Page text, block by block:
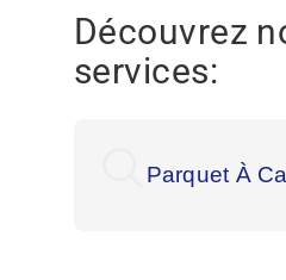
Découvrez
services:
Parquet À